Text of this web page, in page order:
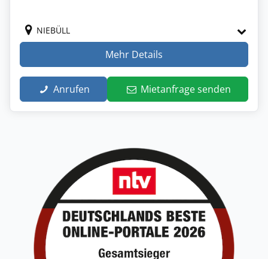
NIEBÜLL
Mehr Details
Anrufen Mietanfrage senden